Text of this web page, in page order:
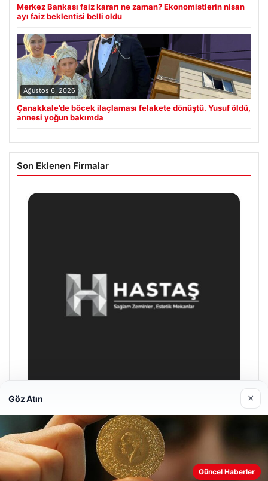
Merkez Bankası faiz kararı ne zaman? Ekonomistlerin nisan
ayı faiz beklentisi belli oldu
Ağustos 6, 2026
Çanakkale’de böcek ilaçlaması felakete dönüştü. Yusuf öldü,
annesi yoğun bakımda
Son Eklenen Firmalar
Prenses Night Club
Nisan 29, 2026
Göz Atın ×
Güncel Haberler